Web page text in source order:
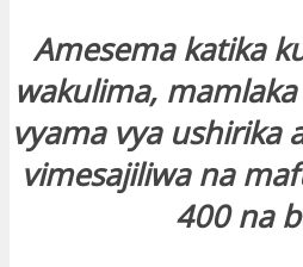
Amesema katika
wakulima,
vyama vya ushirika
vimesajiliwa na
400 na